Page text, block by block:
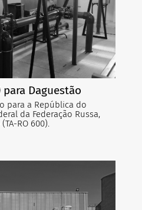
para Daguestão
para a República do
da Federação Russa,
RO 600).